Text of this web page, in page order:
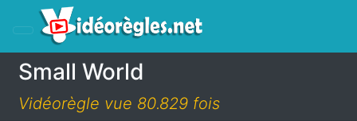
Small World
Vidéorègle vue 80.829 fois